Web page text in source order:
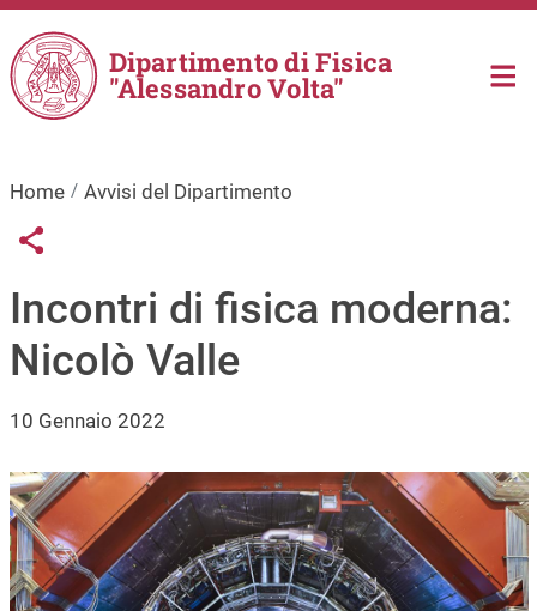
Salta al contenuto principale
Dipartimento di Fisica
"Alessandro Volta"
Home Avvisi del Dipartimento
Links condivisione social
Share button
Incontri di fisica moderna:
Nicolò Valle
10 Gennaio 2022
Immagine